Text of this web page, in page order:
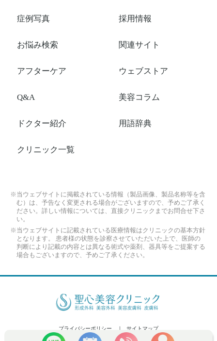
症例写真
お悩み検索
アフターケア
Q&A
ドクター紹介
クリニック一覧
採用情報
関連サイト
ウェブストア
美容コラム
用語辞典
※当ウェブサイトに掲載されている情報（製品画像、製品名称等を含
む）は、予告なく変更される場合がございますので、予めご了承く
ださい。詳しい情報については、直接クリニックまでお問合せ下さ
い。
※当ウェブサイトに記載されている医療情報はクリニックの基本方針
となります。 患者様の状態を診察させていただいた上で、医師の
判断により記載の内容とは異なる術式や薬剤、器具等をご提案する
場合もございますので、予めご了承ください。
プライバシーポリシー サイトマップ